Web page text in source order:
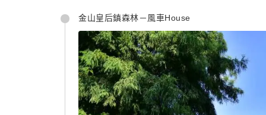
金山皇后鎮森林－風車House